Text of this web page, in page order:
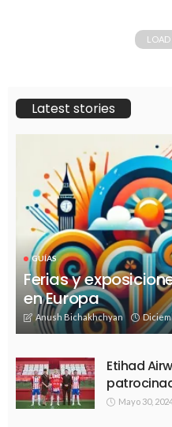
LOAD
Latest stories
GUÍAS
Ferias y
en Europa
Anush Bichakhchyan
Etihad
Mayo 30,